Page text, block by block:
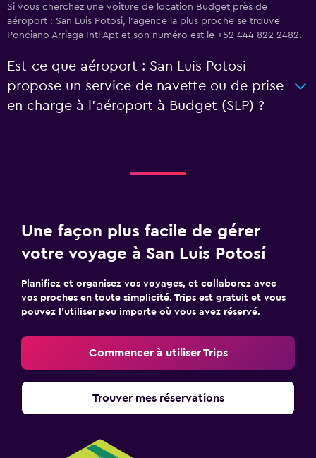
Si vous cherchez une voiture de location Budget près de
aéroport : San Luis Potosi, l’agence la plus proche se trouve
Ponciano Arriaga Intl Apt et son numéro est le +52 444 822 2482.
Est-ce que aéroport : San Luis Potosi
propose un service de navette ou de prise
en charge à l’aéroport à Budget (SLP) ?
Une façon plus facile de gérer
votre voyage à San Luis Potosí
Planifiez et organisez vos voyages, et collaborez avec
vos proches en toute simplicité. Trips est gratuit et vous
pouvez l’utiliser peu importe où vous avez réservé.
Commencer à utiliser Trips
Trouver mes réservations